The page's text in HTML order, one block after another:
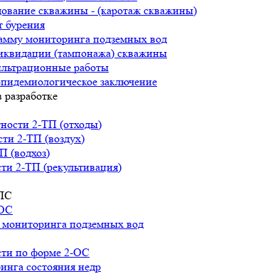
скважины - (каротаж скважины)
бурения
мониторинга подземных вод
(тампонажа) скважины
работы
заключение
2-ТП (отходы)
2-ТП (воздух)
(водхоз)
2-ТП (рекультивация)
мониторинга подземных вод
по форме 2-ОС
состояния недр